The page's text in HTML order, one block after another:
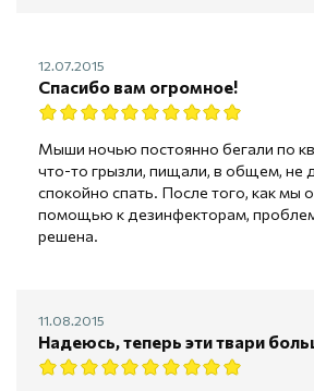
12.07.2015
Спасибо вам огромное!
Мыши ночью постоянно бегали по
что-то грызли, пищали, в общем, не
спокойно спать. После того, как мы
помощью к дезинфекторам,
решена.
11.08.2015
Надеюсь, теперь эти твари